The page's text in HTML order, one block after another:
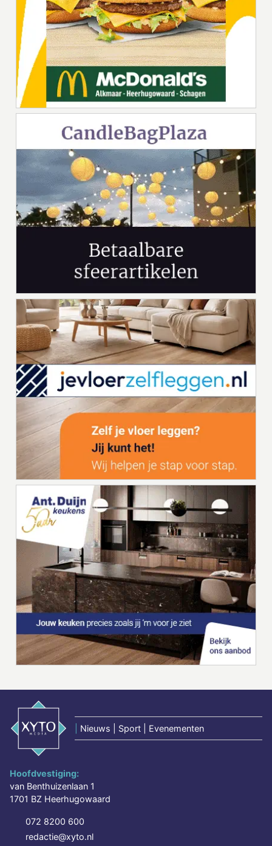
Nieuws | Sport | Evenementen
Hoofdvestiging:
van Benthuizenlaan 1
1701 BZ Heerhugowaard
072 8200 600
redactie@xyto.nl